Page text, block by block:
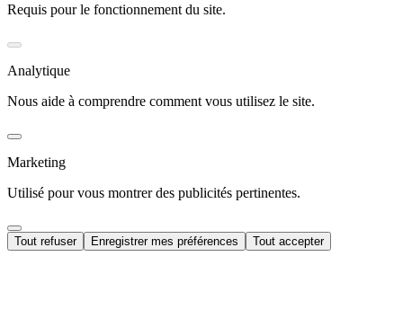
Requis pour le fonctionnement du site.
Analytique
Nous aide à comprendre comment vous utilisez le site.
Marketing
Utilisé pour vous montrer des publicités pertinentes.
Tout refuser Enregistrer mes préférences Tout accepter